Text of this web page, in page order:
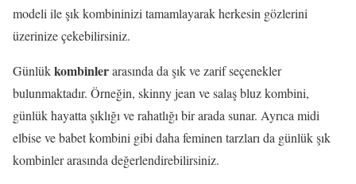
modeli ile şık kombininizi tamamlayarak herkesin gözlerini
üzerinize çekebilirsiniz.
Günlükkombinlerarasında da şık ve zarif seçenekler
bulunmaktadır. Örneğin, skinny jean ve salaş bluz kombini,
günlük hayatta şıklığı ve rahatlığı bir arada sunar. Ayrıca midi
elbise ve babet kombini gibi daha feminen tarzları da günlük şık
kombinler arasında değerlendirebilirsiniz.